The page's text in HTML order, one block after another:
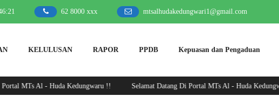
:21 62 8000 xxx mtsalhudakedungwari1@gmail.com
KELULUSAN RAPOR PPDB Kepuasan dan Pengaduan
MTs Al - Huda Kedungwaru !! Selamat Datang Di Portal MTs Al - Huda Kedungwaru !!